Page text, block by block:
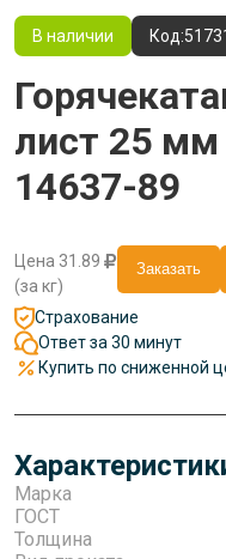
В наличии Код:
лист 25
14637-89
Цена 31.89
(за кг)
Заказать
Страхование
Ответ за 30 минут
Купить по сниженной
Марка
ГОСТ
Толщина